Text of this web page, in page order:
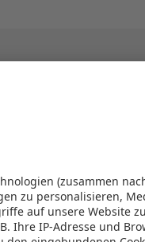
Stränden,
Sie unter